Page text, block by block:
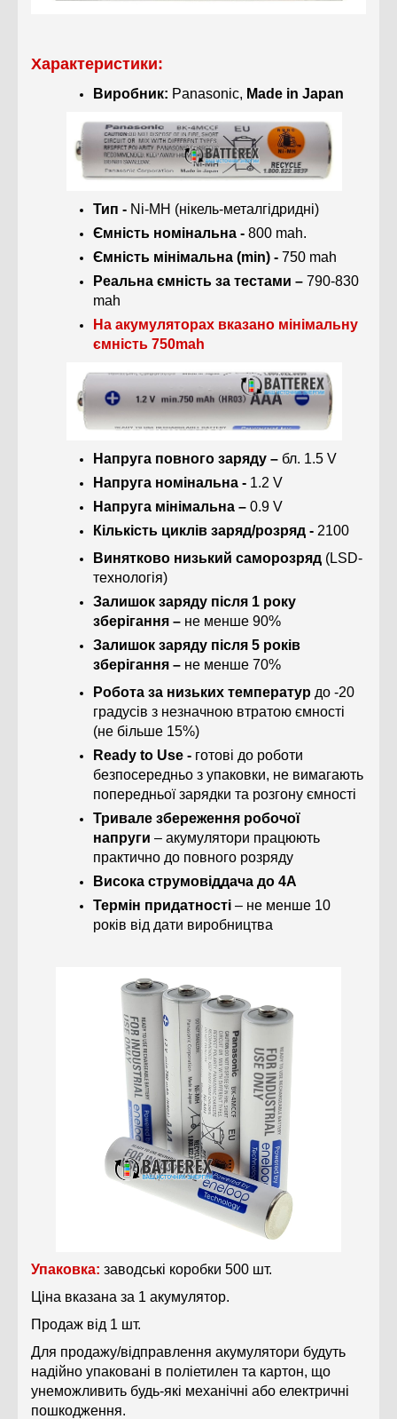
Характеристики:
Виробник: Panasonic, Made in Japan
Тип - Ni-MH (нікель-металгідридні)
Ємність номінальна - 800 mah.
Ємність мінімальна (min) - 750 mah
Реальна ємність за тестами – 790-830
mah
На акумуляторах вказано мінімальну
ємність 750mah
Напруга повного заряду – бл. 1.5 V
Напруга номінальна - 1.2 V
Напруга мінімальна – 0.9 V
Кількість циклів заряд/розряд - 2100
Винятково низький саморозряд (LSD-
технологія)
Залишок заряду після 1 року
зберігання – не менше 90%
Залишок заряду після 5 років
зберігання – не менше 70%
Робота за низьких температур до -20
градусів з незначною втратою ємності
(не більше 15%)
Ready to Use - готові до роботи
безпосередньо з упаковки, не вимагають
попередньої зарядки та розгону ємності
Тривале збереження робочої
напруги – акумулятори працюють
практично до повного розряду
Висока струмовіддача до 4А
Термін придатності – не менше 10
років від дати виробництва
Упаковка: заводські коробки 500 шт.
Ціна вказана за 1 акумулятор.
Продаж від 1 шт.
Для продажу/відправлення акумулятори будуть
надійно упаковані в поліетилен та картон, що
унеможливить будь-які механічні або електричні
пошкодження.